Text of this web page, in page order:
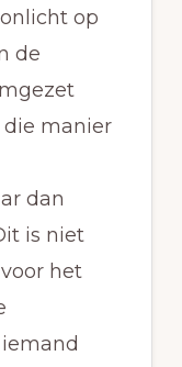
op
de
manier
dan
is niet
het